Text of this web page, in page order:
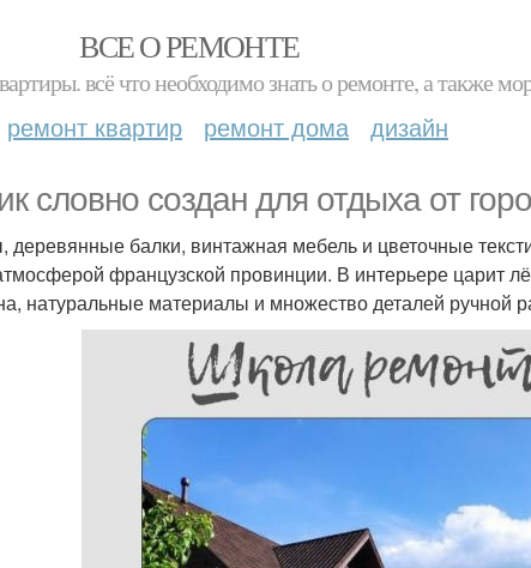
ВСЕ О РЕМОНТЕ
всё что необходимо знать о ремонте, а также
ремонт квартир ремонт дома дизайн
словно создан для отдыха от
деревянные балки, винтажная мебель и цветочные
французской провинции. В интерьере царит
натуральные материалы и множество деталей ручной